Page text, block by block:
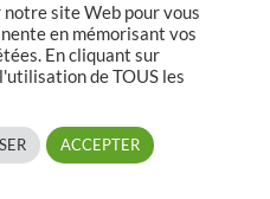
l’influence positive de
nécessaire pour affronter
à ne pas abuser de
votre corps et éviter les
ou de loisirs. Une activité
saine seront vos
Prenez également
pour garder un moral
site Web pour vous
en mémorisant vos
En cliquant sur
de TOUS les
ACCEPTER